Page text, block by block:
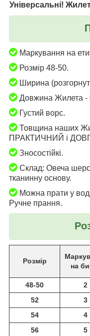
Універсальні! Жилет
Маркування на
Розмір 48-50.
Ширина
Довжина Жилета -
Густий ворс.
Товщина наших
ПРАКТИЧНИЙ і
Зносостійкі.
Склад: Овеча
тканинну основу.
Можна прати у
Ручне прання.
Розмір
на
48-50 2
52
3
54
4
56
5